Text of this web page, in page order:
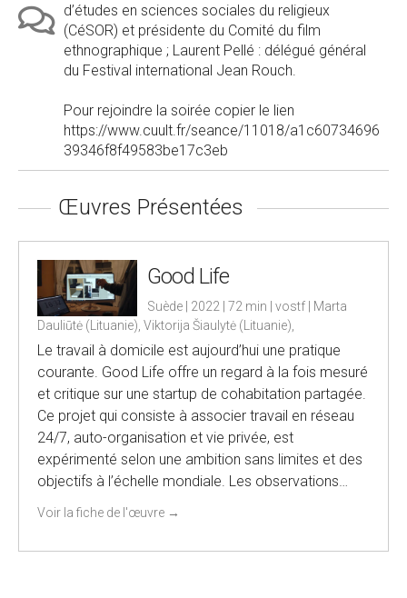
d’études en sciences sociales du religieux
(CéSOR) et présidente du Comité du film
ethnographique ; Laurent Pellé : délégué général
du Festival international Jean Rouch.
Pour rejoindre la soirée copier le lien
https://www.cuult.fr/seance/11018/a1c60734696
39346f8f49583be17c3eb
Œuvres Présentées
Good Life
Suède | 2022 | 72 min | vostf | Marta
Dauliūtė (Lituanie), Viktorija Šiaulytė (Lituanie),
Le travail à domicile est aujourd’hui une pratique
courante. Good Life offre un regard à la fois mesuré
et critique sur une startup de cohabitation partagée.
Ce projet qui consiste à associer travail en réseau
24/7, auto-organisation et vie privée, est
expérimenté selon une ambition sans limites et des
objectifs à l’échelle mondiale. Les observations…
Voir la fiche de l'œuvre →